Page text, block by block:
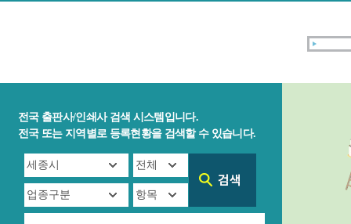
전국 출판사/인쇄사 검색 시스템입니다.
전국 또는 지역별로 등록현황을 검색할 수 있습니다.